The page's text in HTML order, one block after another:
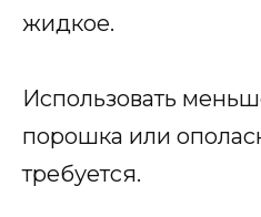
жидкое.
Использовать
порошка или
требуется.